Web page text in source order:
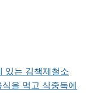
있는 김책제철소
을 먹고 식중독에